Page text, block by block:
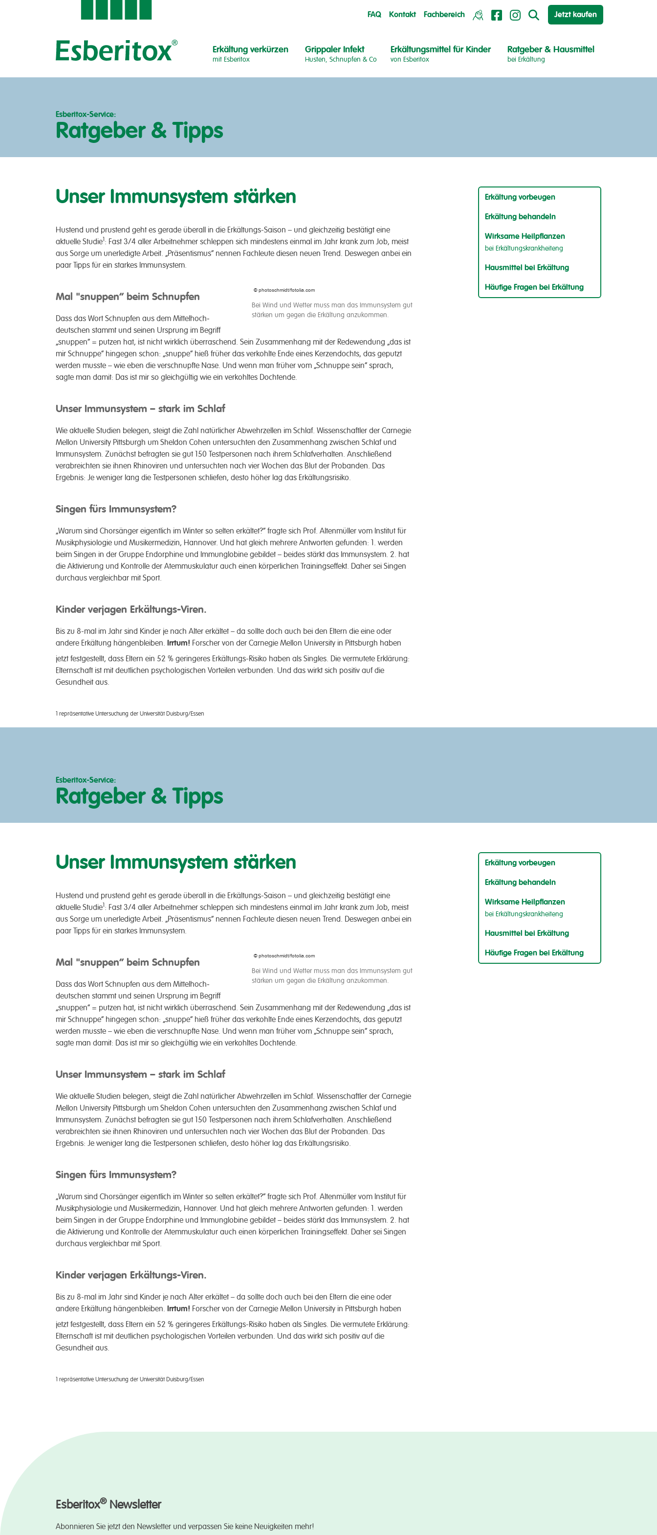
FAQ Kontakt Fachbereich Jetzt kaufen
Erkältung verkürzen
mit Esberitox
Grippaler Infekt
Husten, Schnupfen & Co
Erkältungsmittel für Kinder
von Esberitox
Ratgeber & Hausmittel
bei Erkältung
Esberitox-Service:
Ratgeber & Tipps
Unser Immunsystem stärken
Hustend und prustend geht es gerade überall in die Erkältungs-Saison – und gleichzeitig bestätigt eine
aktuelle Studie1: Fast 3/4 aller Arbeit­nehmer schleppen sich mindes­tens einmal im Jahr krank zum Job, meist
aus Sorge um uner­ledigte Arbeit. „Präsentismus“ nennen Fach­leute diesen neuen Trend. Desw­egen anbei ein
paar Tipps für ein starkes Immun­system.
© photoschmidt/fotolia.com
Bei Wind und Wetter muss man das Immunsystem gut
stärken um gegen die Erkältung anzukommen.
Mal "snuppen“ beim Schnupfen
Dass das Wort Schnupfen aus dem Mittelhoch­
deutschen stammt und seinen Ursprung im Begriff
„snuppen“ = putzen hat, ist nicht wirklich über­raschend. Sein Zusam­menhang mit der Rede­wendung „das ist
mir Schnuppe“ hingegen schon: „snuppe“ hieß früher das ver­kohlte Ende eines Kerzen­dochts, das ge­putzt
werden musste – wie eben die ver­schnupfte Nase. Und wenn man früher vom „Schnup­pe sein“ sprach,
sagte man damit: Das ist mir so gleich­gültig wie ein ver­kohltes Docht­ende.­
Unser Immunsystem – stark im Schlaf
Wie aktuelle Studien be­legen, steigt die Zahl natür­licher Ab­wehrzellen im Schlaf. Wissen­schaftler der Carnegie
Mellon University Pittsburgh um Sheldon Cohen unter­suchten den Zusammen­hang zwischen Schlaf und
Immun­system. Zu­nächst befragten sie gut 150 Test­personen nach ihrem Schlaf­verhalten. Ansch­ließend
verab­reichten sie ihnen Rhino­viren und unter­suchten nach vier Wochen das Blut der Pro­banden. Das
Ergebnis: Je weniger lang die Test­personen schliefen, desto höher lag das Erkältungs­risiko.
Singen fürs Immunsystem?
„Warum sind Chor­sänger eigentlich im Winter so selten erkältet?“ fragte sich Prof. Alten­müller vom Institut für
Musik­physiologie und Musiker­medizin, Hannover. Und hat gleich mehr­ere Antworten gefunden: 1. werden
beim Singen in der Gruppe Endor­phine und Immun­globine gebildet – beides stärkt das Immun­system. 2. hat
die Aktivier­ung und Kon­trolle der Atem­muskulatur auch einen körper­lichen Trainings­effekt. Daher sei Singen
durch­aus vergleich­bar mit Sport.
Kinder verjagen Erkältungs-Viren.
Bis zu 8-mal im Jahr sind Kinder je nach Alter er­kältet – da sollte doch auch bei den Eltern die eine oder
andere Erkält­ung hängen­bleiben. Irrtum! Forscher von der Carnegie Mellon University in Pittsburgh haben
jetzt fest­gestellt, dass Eltern ein 52 % geringeres Erkältungs-Risiko haben als Singles. Die vermutete Erklär­ung:
Eltern­schaft ist mit deutl­ichen psycholog­ischen Vorteilen ver­bunden. Und das wirkt sich positiv auf die
Gesund­heit aus.
1 repräsentative Untersuchung der Universität Duisburg/Essen
Erkältung vorbeugen
Erkältung behandeln
Wirksame Heilpflanzen
bei Erkältungskrankheiteng
Hausmittel bei Erkältung
Häufige Fragen bei Erkältung
Esberitox-Service:
Ratgeber & Tipps
Unser Immunsystem stärken
Hustend und prustend geht es gerade überall in die Erkältungs-Saison – und gleichzeitig bestätigt eine
aktuelle Studie1: Fast 3/4 aller Arbeit­nehmer schleppen sich mindes­tens einmal im Jahr krank zum Job, meist
aus Sorge um uner­ledigte Arbeit. „Präsentismus“ nennen Fach­leute diesen neuen Trend. Desw­egen anbei ein
paar Tipps für ein starkes Immun­system.
© photoschmidt/fotolia.com
Bei Wind und Wetter muss man das Immunsystem gut
stärken um gegen die Erkältung anzukommen.
Mal "snuppen“ beim Schnupfen
Dass das Wort Schnupfen aus dem Mittelhoch­
deutschen stammt und seinen Ursprung im Begriff
„snuppen“ = putzen hat, ist nicht wirklich über­raschend. Sein Zusam­menhang mit der Rede­wendung „das ist
mir Schnuppe“ hingegen schon: „snuppe“ hieß früher das ver­kohlte Ende eines Kerzen­dochts, das ge­putzt
werden musste – wie eben die ver­schnupfte Nase. Und wenn man früher vom „Schnup­pe sein“ sprach,
sagte man damit: Das ist mir so gleich­gültig wie ein ver­kohltes Docht­ende.­
Unser Immunsystem – stark im Schlaf
Wie aktuelle Studien be­legen, steigt die Zahl natür­licher Ab­wehrzellen im Schlaf. Wissen­schaftler der Carnegie
Mellon University Pittsburgh um Sheldon Cohen unter­suchten den Zusammen­hang zwischen Schlaf und
Immun­system. Zu­nächst befragten sie gut 150 Test­personen nach ihrem Schlaf­verhalten. Ansch­ließend
verab­reichten sie ihnen Rhino­viren und unter­suchten nach vier Wochen das Blut der Pro­banden. Das
Ergebnis: Je weniger lang die Test­personen schliefen, desto höher lag das Erkältungs­risiko.
Singen fürs Immunsystem?
„Warum sind Chor­sänger eigentlich im Winter so selten erkältet?“ fragte sich Prof. Alten­müller vom Institut für
Musik­physiologie und Musiker­medizin, Hannover. Und hat gleich mehr­ere Antworten gefunden: 1. werden
beim Singen in der Gruppe Endor­phine und Immun­globine gebildet – beides stärkt das Immun­system. 2. hat
die Aktivier­ung und Kon­trolle der Atem­muskulatur auch einen körper­lichen Trainings­effekt. Daher sei Singen
durch­aus vergleich­bar mit Sport.
Kinder verjagen Erkältungs-Viren.
Bis zu 8-mal im Jahr sind Kinder je nach Alter er­kältet – da sollte doch auch bei den Eltern die eine oder
andere Erkält­ung hängen­bleiben. Irrtum! Forscher von der Carnegie Mellon University in Pittsburgh haben
jetzt fest­gestellt, dass Eltern ein 52 % geringeres Erkältungs-Risiko haben als Singles. Die vermutete Erklär­ung:
Eltern­schaft ist mit deutl­ichen psycholog­ischen Vorteilen ver­bunden. Und das wirkt sich positiv auf die
Gesund­heit aus.
1 repräsentative Untersuchung der Universität Duisburg/Essen
Erkältung vorbeugen
Erkältung behandeln
Wirksame Heilpflanzen
bei Erkältungskrankheiteng
Hausmittel bei Erkältung
Häufige Fragen bei Erkältung
Esberitox®Newsletter
Abonnieren Sie jetzt den Newsletter und verpassen Sie keine Neuigkeiten mehr!